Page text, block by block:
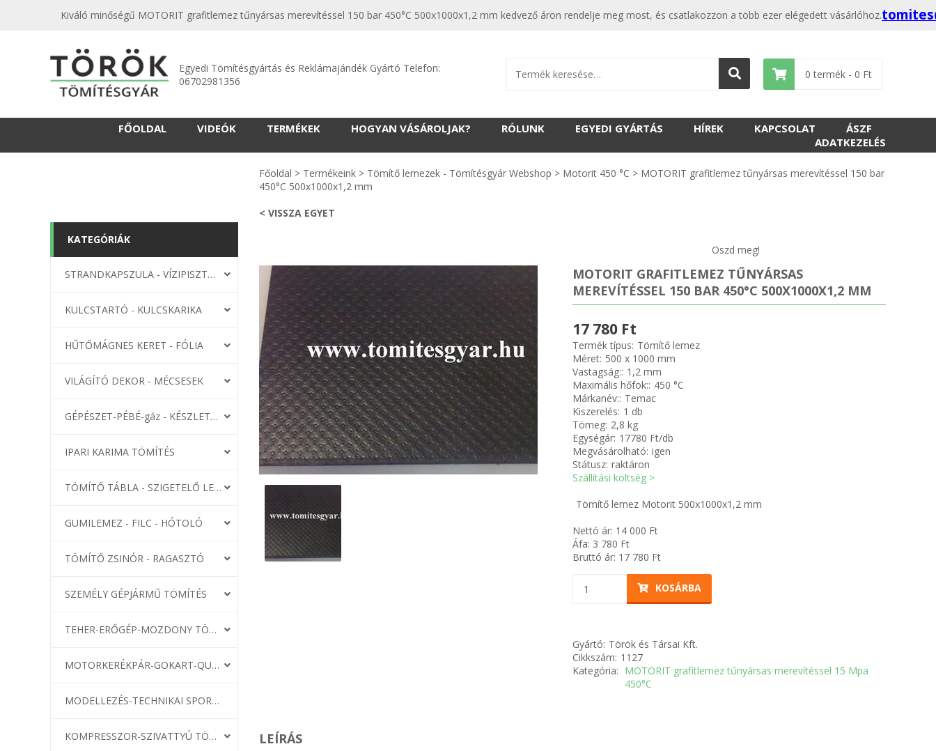
Kiváló minőségű MOTORIT grafitlemez tűnyársas merevítéssel 150 bar 450°C 500x1000x1,2 mm kedvező áron rendelje meg most, és csatlakozzon a több ezer elégedett vásárlóhoz.
Egyedi Tömítésgyártás és Reklámajándék Gyártó Telefon:
06702981356
0 termék - 0 Ft
FŐOLDAL VIDEÓK TERMÉKEK HOGYAN VÁSÁROLJAK? RÓLUNK EGYEDI GYÁRTÁS HÍREK KAPCSOLAT
ÁSZF
ADATKEZELÉS
KATEGÓRIÁK
STRANDKAPSZULA - VÍZIPISZTOLY-FRIZBI
KULCSTARTÓ - KULCSKARIKA
HŰTŐMÁGNES KERET - FÓLIA
VILÁGÍTÓ DEKOR - MÉCSESEK
GÉPÉSZET-PÉBÉ-gáz - KÉSZLETEK
IPARI KARIMA TÖMÍTÉS
TÖMÍTŐ TÁBLA - SZIGETELŐ LEMEZ
GUMILEMEZ - FILC - HÓTOLÓ
TÖMÍTŐ ZSINÓR - RAGASZTÓ
SZEMÉLY GÉPJÁRMŰ TÖMÍTÉS
TEHER-ERŐGÉP-MOZDONY TÖMÍTÉS
MOTORKERÉKPÁR-GOKART-QUAD-CSÓNAKMOTOR TÖMÍTÉS
MODELLEZÉS-TECHNIKAI SPORT-MODELLSPORT
KOMPRESSZOR-SZIVATTYÚ TÖMÍTÉS
Főoldal > Termékeink > Tömítő lemezek - Tömítésgyár Webshop > Motorit 450 °C > MOTORIT grafitlemez tűnyársas merevítéssel 150 bar
450°C 500x1000x1,2 mm
< VISSZA EGYET
Oszd meg!
MOTORIT GRAFITLEMEZ TŰNYÁRSAS
MEREVÍTÉSSEL 150 BAR 450°C 500X1000X1,2 MM
17 780 Ft
Termék típus: Tömítő lemez
Méret: 500 x 1000 mm
Vastagság:: 1,2 mm
Maximális hőfok:: 450 °C
Márkanév:: Temac
Kiszerelés: 1 db
Tömeg: 2,8 kg
Egységár: 17780 Ft/db
Megvásárolható: igen
Státusz: raktáron
Szállítási költség >
Tömítő lemez Motorit 500x1000x1,2 mm
Nettó ár: 14 000 Ft
Áfa: 3 780 Ft
Bruttó ár: 17 780 Ft
KOSÁRBA
Gyártó: Török és Társai Kft.
Cikkszám: 1127
Kategória: MOTORIT grafitlemez tűnyársas merevítéssel 15 Mpa
450°C
LEÍRÁS